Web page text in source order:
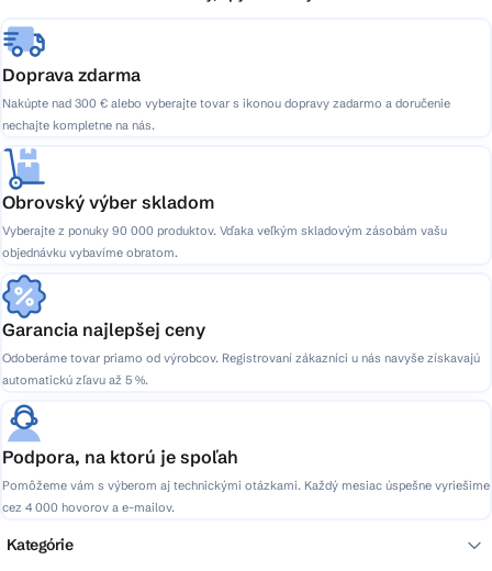
e
Doprava zdarma
Nakúpte nad 300 € alebo vyberajte tovar s ikonou dopravy zadarmo a doručenie
nechajte kompletne na nás.
Obrovský výber skladom
Vyberajte z ponuky 90 000 produktov. Vďaka veľkým skladovým zásobám vašu
objednávku vybavíme obratom.
Garancia najlepšej ceny
Odoberáme tovar priamo od výrobcov. Registrovaní zákazníci u nás navyše získavajú
automatickú zľavu až 5 %.
Podpora, na ktorú je spoľah
Pomôžeme vám s výberom aj technickými otázkami. Každý mesiac úspešne vyriešime
cez 4 000 hovorov a e-mailov.
Kategórie